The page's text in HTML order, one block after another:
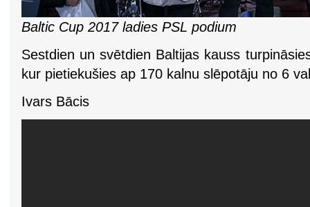
Baltic Cup 2017 ladies PSL podium
Sestdien un svētdien Baltijas kauss
kur pietiekušies ap 170 kalnu slēpotāju no 6
Ivars Bācis